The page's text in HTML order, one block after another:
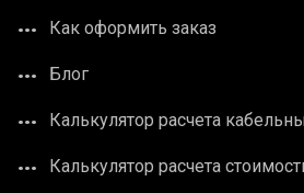
Как оформить заказ
Блог
Калькулятор расчета
Калькулятор расчета